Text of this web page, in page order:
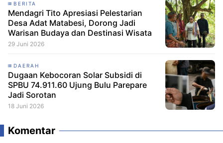
BERITA
Mendagri Tito Apresiasi Pelestarian
Desa Adat Matabesi, Dorong Jadi
Warisan Budaya dan Destinasi Wisata
29 Juni 2026
DAERAH
Dugaan Kebocoran Solar Subsidi di
SPBU 74.911.60 Ujung Bulu Parepare
Jadi Sorotan
18 Juni 2026
Komentar